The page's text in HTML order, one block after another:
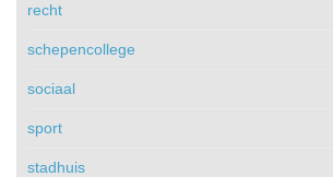
recht
schepencollege
sociaal
sport
stadhuis